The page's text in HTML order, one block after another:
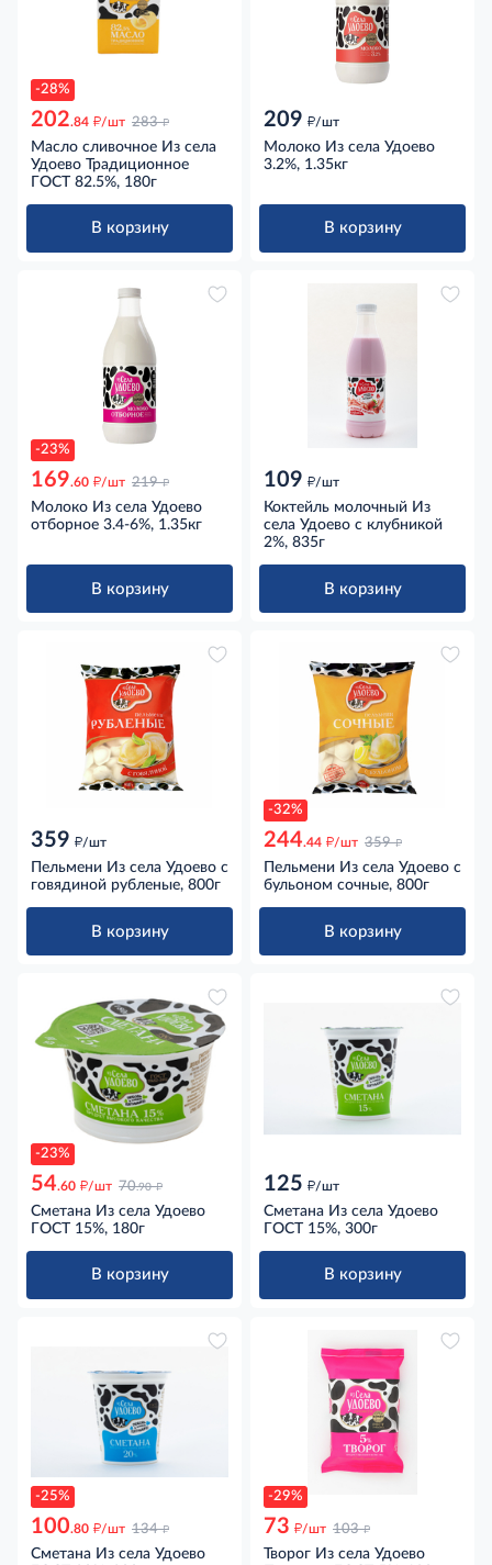
-28%
202.84 д/шт 283 д
Масло сливочное Из села
Удоево Традиционное
ГОСТ 82.5%, 180г
В корзину
209 д/шт
Молоко Из села Удоево
3.2%, 1.35кг
В корзину
-23%
169.60 д/шт 219 д
Молоко Из села Удоево
отборное 3.4-6%, 1.35кг
В корзину
109 д/шт
Коктейль молочный Из
села Удоево с клубникой
2%, 835г
В корзину
359 д/шт
Пельмени Из села Удоево с
говядиной рубленые, 800г
В корзину
-32%
244.44 д/шт 359 д
Пельмени Из села Удоево с
бульоном сочные, 800г
В корзину
-23%
54.60 д/шт 70.90 д
Сметана Из села Удоево
ГОСТ 15%, 180г
В корзину
125 д/шт
Сметана Из села Удоево
ГОСТ 15%, 300г
В корзину
-25%
100.80 д/шт 134 д
Сметана Из села Удоево
-29%
73 д/шт 103 д
Творог Из села Удоево